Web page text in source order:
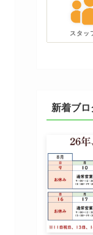
スタッ
新着ブロ